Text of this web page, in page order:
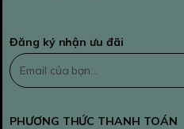
Đăng ký nhận ưu đãi
PHƯƠNG THỨC THANH TOÁN